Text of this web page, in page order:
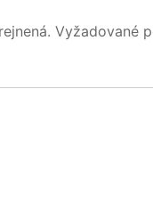
Vyžadované